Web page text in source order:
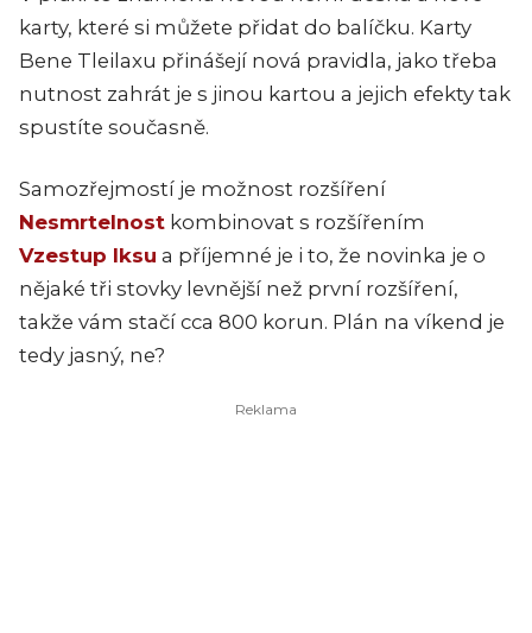
karty, které si můžete přidat do balíčku. Karty
Bene Tleilaxu přinášejí nová pravidla, jako třeba
nutnost zahrát je s jinou kartou a jejich efekty tak
spustíte současně.
Samozřejmostí je možnost rozšíření
Nesmrtelnost kombinovat s rozšířením
Vzestup Iksu a příjemné je i to, že novinka je o
nějaké tři stovky levnější než první rozšíření,
takže vám stačí cca 800 korun. Plán na víkend je
tedy jasný, ne?